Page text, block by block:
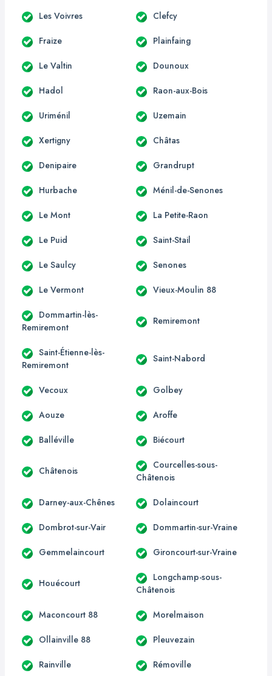
Les Voivres Clefcy
Fraize Plainfaing
Le Valtin Dounoux
Hadol Raon-aux-Bois
Uriménil Uzemain
Xertigny Châtas
Denipaire Grandrupt
Hurbache Ménil-de-Senones
Le Mont La Petite-Raon
Le Puid Saint-Stail
Le Saulcy Senones
Le Vermont Vieux-Moulin 88
Dommartin-lès-
Remiremont
Remiremont
Saint-Étienne-lès-
Remiremont
Saint-Nabord
Vecoux Golbey
Aouze Aroffe
Balléville Biécourt
Châtenois
Courcelles-sous-
Châtenois
Darney-aux-Chênes Dolaincourt
Dombrot-sur-Vair Dommartin-sur-Vraine
Gemmelaincourt Gironcourt-sur-Vraine
Houécourt
Longchamp-sous-
Châtenois
Maconcourt 88 Morelmaison
Ollainville 88 Pleuvezain
Rainville Rémoville